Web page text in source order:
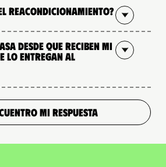
reacondicionamiento?
desde que reciben mi
lo entregan al
MI RESPUESTA